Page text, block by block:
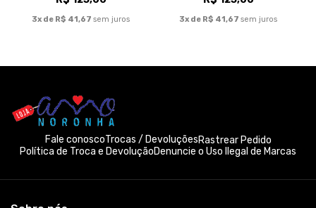
3x de R$ 41,67 sem juros 3x de R$ 41,67 sem juros
Fale conoscoTrocas / DevoluçõesRastrear Pedido
Política de Troca e DevoluçãoDenuncie o Uso Ilegal de Marcas